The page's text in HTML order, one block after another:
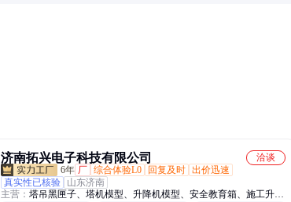
济南拓兴电子科技有限公司
洽谈
6年 厂 综合体验L0 回复及时 出价迅速
真实性已核验
山东济南
主营： 塔吊黑匣子、塔机模型、升降机模型、安全教育箱、施工升降